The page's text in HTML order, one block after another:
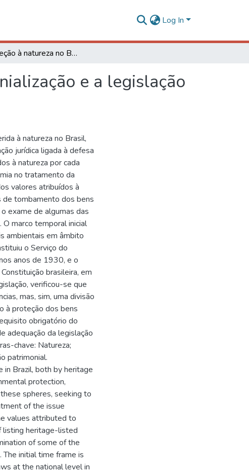
Log In
A proteção à natureza no Brasil: entre a patrimonialização e a legislação ambiental (1934/1988)
e a legislação
à natureza no Brasil,
jurídica ligada à defesa
à natureza por cada
no tratamento da
valores atribuídos à
de tombamento dos bens
exame de algumas das
marco temporal inicial
ambientais em âmbito
o Serviço do
anos de 1930, e o
brasileira, em
verificou-se que
mas, sim, uma divisão
à proteção dos bens
obrigatório do
adequação da legislação
chave: Natureza;
patrimonial.
Brazil, both by heritage
protection,
spheres, seeking to
of the issue
values attributed to
listing heritage-listed
of some of the
initial time frame is
at the national level in